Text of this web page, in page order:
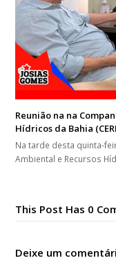
Reunião na na
Hídricos da Bahia
Na tarde desta quinta-
Ambiental e Recursos
This Post Has 0
Deixe um